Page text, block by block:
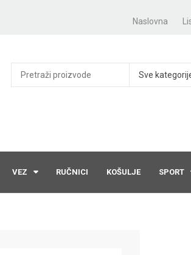
Naslovna
Sve
VEZ RUČNICI KOŠULJE SPORT